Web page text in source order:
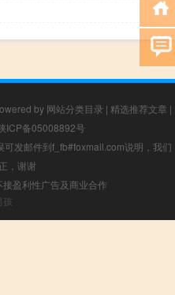
by 网站分类目录 | 精选推荐文章 |
ICP备05008892号
发邮件到f_fb#foxmail.com说明，我们
，谢谢
盈利性广告及商业合作
孩